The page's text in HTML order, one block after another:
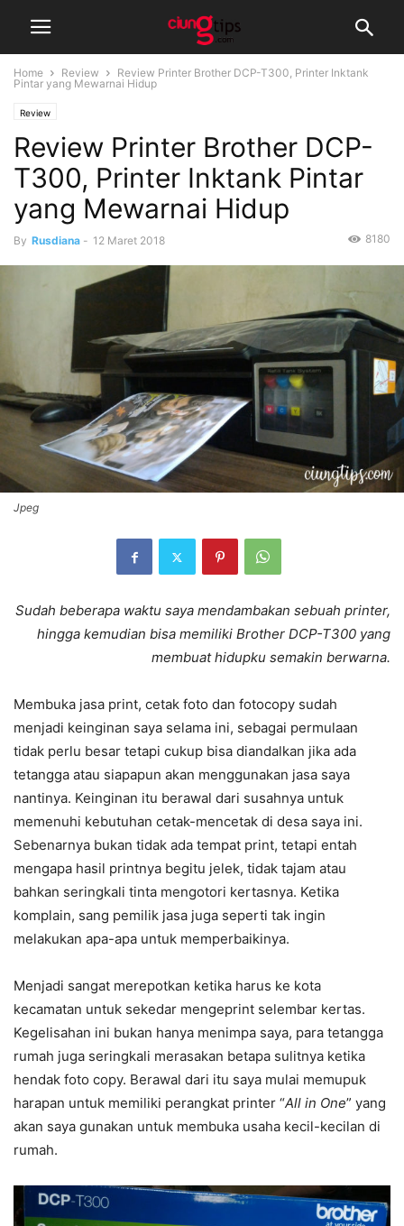
Home Review
Review Printer Brother DCP-T300, Printer Inktank
Pintar yang Mewarnai Hidup
Review
Review Printer Brother DCP-
T300, Printer Inktank Pintar
yang Mewarnai Hidup
By Rusdiana - 12 Maret 2018 8180
Jpeg
Sudah beberapa waktu saya mendambakan sebuah printer,
hingga kemudian bisa memiliki Brother DCP-T300 yang
membuat hidupku semakin berwarna.
Membuka jasa print, cetak foto dan fotocopy sudah
menjadi keinginan saya selama ini, sebagai permulaan
tidak perlu besar tetapi cukup bisa diandalkan jika ada
tetangga atau siapapun akan menggunakan jasa saya
nantinya. Keinginan itu berawal dari susahnya untuk
memenuhi kebutuhan cetak-mencetak di desa saya ini.
Sebenarnya bukan tidak ada tempat print, tetapi entah
mengapa hasil printnya begitu jelek, tidak tajam atau
bahkan seringkali tinta mengotori kertasnya. Ketika
komplain, sang pemilik jasa juga seperti tak ingin
melakukan apa-apa untuk memperbaikinya.
Menjadi sangat merepotkan ketika harus ke kota
kecamatan untuk sekedar mengeprint selembar kertas.
Kegelisahan ini bukan hanya menimpa saya, para tetangga
rumah juga seringkali merasakan betapa sulitnya ketika
hendak foto copy. Berawal dari itu saya mulai memupuk
harapan untuk memiliki perangkat printer “All in One” yang
akan saya gunakan untuk membuka usaha kecil-kecilan di
rumah.